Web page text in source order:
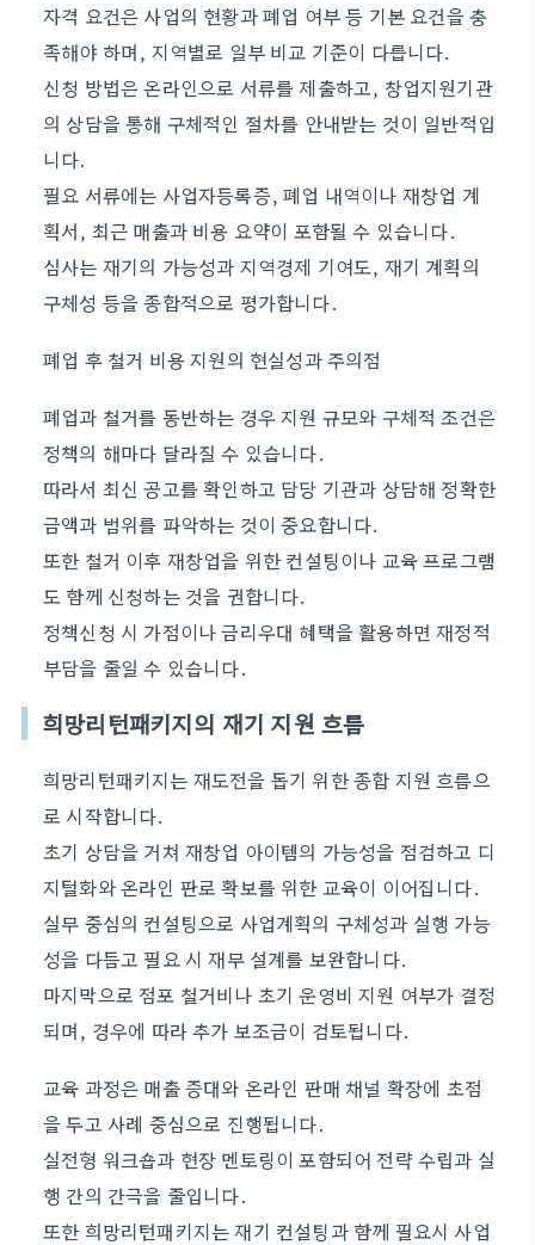
자격 요건은 사업의 현황과 폐업 여부 등 기본 요건을 충
족해야 하며, 지역별로 일부 비교 기준이 다릅니다.
신청 방법은 온라인으로 서류를 제출하고, 창업지원기관
의 상담을 통해 구체적인 절차를 안내받는 것이 일반적입
니다.
필요 서류에는 사업자등록증, 폐업 내역이나 재창업 계
획서, 최근 매출과 비용 요약이 포함될 수 있습니다.
심사는 재기의 가능성과 지역경제 기여도, 재기 계획의
구체성 등을 종합적으로 평가합니다.
폐업 후 철거 비용 지원의 현실성과 주의점
폐업과 철거를 동반하는 경우 지원 규모와 구체적 조건은
정책의 해마다 달라질 수 있습니다.
따라서 최신 공고를 확인하고 담당 기관과 상담해 정확한
금액과 범위를 파악하는 것이 중요합니다.
또한 철거 이후 재창업을 위한 컨설팅이나 교육 프로그램
도 함께 신청하는 것을 권합니다.
정책신청 시 가점이나 금리우대 혜택을 활용하면 재정적
부담을 줄일 수 있습니다.
희망리턴패키지의 재기 지원 흐름
희망리턴패키지는 재도전을 돕기 위한 종합 지원 흐름으
로 시작합니다.
초기 상담을 거쳐 재창업 아이템의 가능성을 점검하고 디
지털화와 온라인 판로 확보를 위한 교육이 이어집니다.
실무 중심의 컨설팅으로 사업계획의 구체성과 실행 가능
성을 다듬고 필요 시 재무 설계를 보완합니다.
마지막으로 점포 철거비나 초기 운영비 지원 여부가 결정
되며, 경우에 따라 추가 보조금이 검토됩니다.
교육 과정은 매출 증대와 온라인 판매 채널 확장에 초점
을 두고 사례 중심으로 진행됩니다.
실전형 워크숍과 현장 멘토링이 포함되어 전략 수립과 실
행 간의 간극을 줄입니다.
또한 희망리턴패키지는 재기 컨설팅과 함께 필요시 사업